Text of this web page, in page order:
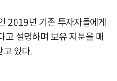
2019년 기존 투자자들에게
고 설명하며 보유 지분을 매
고 있다.